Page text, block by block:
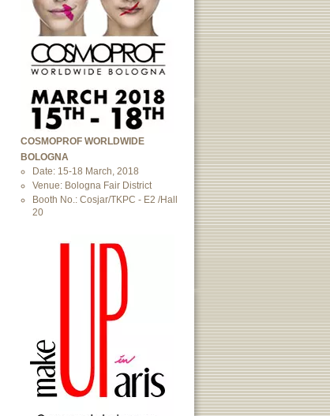
COSMOPROF WORLDWIDE
BOLOGNA
Date: 15-18 March, 2018
Venue: Bologna Fair District
Booth No.: Cosjar/TKPC - E2 /Hall
20